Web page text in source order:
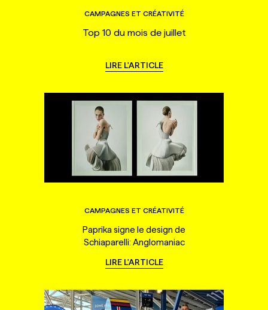
CAMPAGNES ET CRÉATIVITÉ
Top 10 du mois de juillet
LIRE L'ARTICLE
CAMPAGNES ET CRÉATIVITÉ
Paprika signe le design de
Schiaparelli: Anglomaniac
LIRE L'ARTICLE